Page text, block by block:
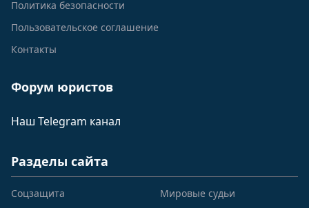
Политика безопасности
Пользовательское соглашение
Контакты
Форум юристов
Наш Telegram канал
Разделы сайта
Соцзащита
Мировые судьи